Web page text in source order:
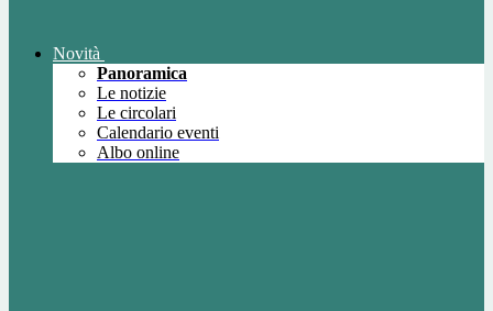
Novità
Panoramica
Le notizie
Le circolari
Calendario eventi
Albo online